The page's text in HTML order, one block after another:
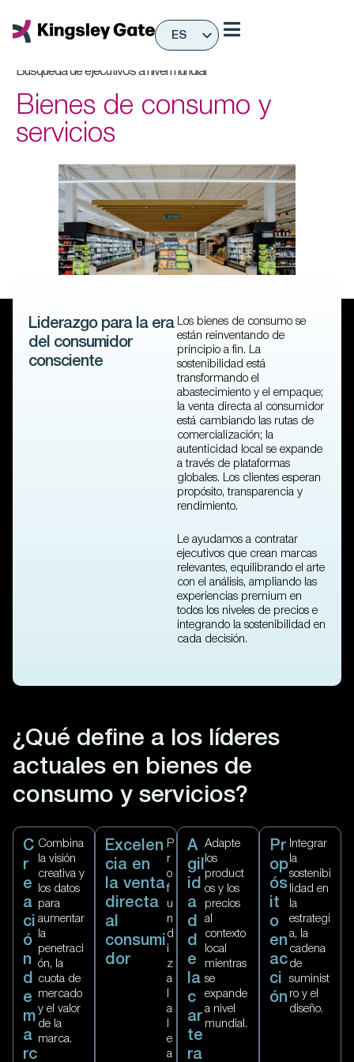
contenido
ES
Búsqueda de ejecutivos a nivel mundial
Bienes de consumo y
servicios
Liderazgo para la era
del consumidor
consciente
Los bienes de consumo se
están reinventando de
principio a fin. La
sostenibilidad está
transformando el
abastecimiento y el empaque;
la venta directa al consumidor
está cambiando las rutas de
comercialización; la
autenticidad local se expande
a través de plataformas
globales. Los clientes esperan
propósito, transparencia y
rendimiento.
Le ayudamos a contratar
ejecutivos que crean marcas
relevantes, equilibrando el arte
con el análisis, ampliando las
experiencias premium en
todos los niveles de precios e
integrando la sostenibilidad en
cada decisión.
¿Qué define a los líderes
actuales en bienes de
consumo y servicios?
C
r
e
a
ci
ó
n
d
e
m
a
rc
Combina
la visión
creativa y
los datos
para
aumentar
la
penetraci
ón, la
cuota de
mercado
y el valor
de la
marca.
Excelen
cia en
la venta
directa
al
consumi
dor
P
r
o
f
u
n
d
i
z
a
a
e
a
A
gil
id
a
d
d
e
la
c
ar
te
ra
Adapte
los
product
os y los
precios
al
contexto
local
mientras
se
expande
a nivel
mundial.
Pr
op
ós
it
o
en
ac
ci
ón
Integrar
la
sostenibi
lidad en
la
estrategi
a, la
cadena
de
suminist
ro y el
diseño.